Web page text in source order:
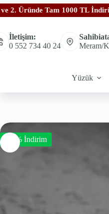
1000 TL İndirimi
İletişim:
0 552 734 40 24
Meram/
Yüzük
-50% İndirim